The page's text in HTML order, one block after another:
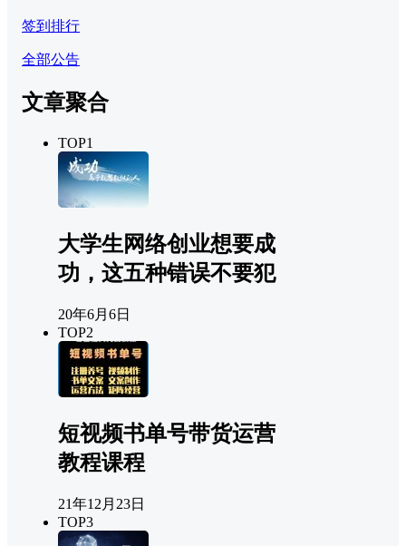
签到排行
全部公告
文章聚合
TOP1
大学生网络创业想要成
功，这五种错误不要犯
20年6月6日
TOP2
短视频书单号带货运营
教程课程
21年12月23日
TOP3